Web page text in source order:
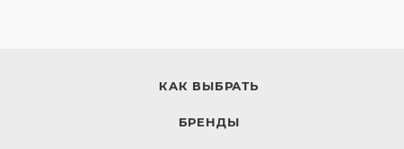
КАК ВЫБРАТЬ
БРЕНДЫ